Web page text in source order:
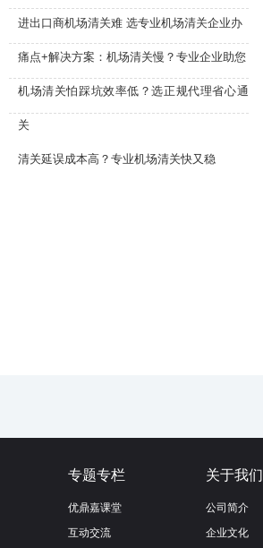
进出口商机场清关难 选专业机场清关企业办
痛点+解决方案：机场清关慢？专业企业助您
机场清关怕踩坑效率低？选正规代理省心通
关
清关延误成本高？专业机场清关快又稳
专题专栏
优鼎嘉课堂
互动交流
关于我们
公司简介
企业文化